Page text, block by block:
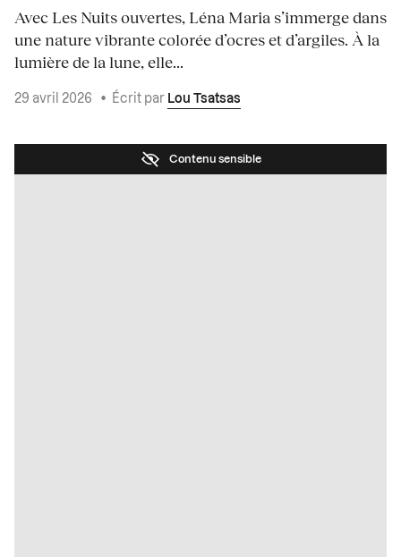
Avec Les Nuits ouvertes, Léna Maria s’immerge dans
une nature vibrante colorée d’ocres et d’argiles. À la
lumière de la lune, elle...
29 avril 2026 • Écrit par Lou Tsatsas
Contenu sensible